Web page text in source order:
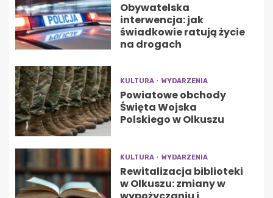
Obywatelska
interwencja: jak
świadkowie ratują życie
na drogach
KULTURA WYDARZENIA
Powiatowe obchody
Święta Wojska
Polskiego w Olkuszu
KULTURA WYDARZENIA
Rewitalizacja biblioteki
w Olkuszu: zmiany w